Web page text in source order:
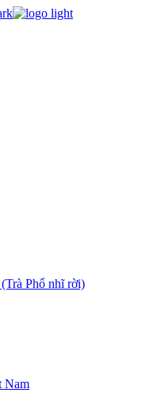
Phổ nhĩ rời)
Nam